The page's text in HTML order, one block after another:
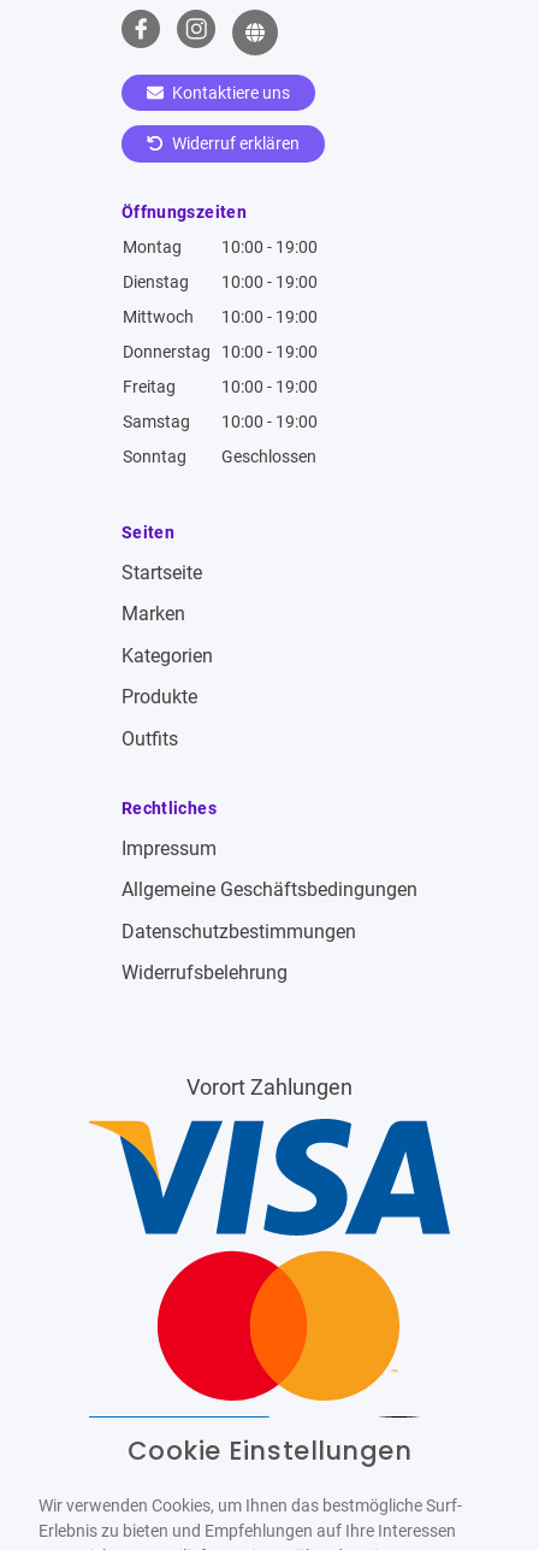
Kontaktiere uns
Widerruf erklären
Öffnungszeiten
Montag
10:00 - 19:00
Dienstag
10:00 - 19:00
Mittwoch
10:00 - 19:00
Donnerstag
10:00 - 19:00
Freitag
10:00 - 19:00
Samstag
10:00 - 19:00
Sonntag
Geschlossen
Seiten
Startseite
Marken
Kategorien
Produkte
Outfits
Rechtliches
Impressum
Allgemeine Geschäftsbedingungen
Datenschutzbestimmungen
Widerrufsbelehrung
Vorort Zahlungen
WCAG-2.1-AA
Cookie Einstellungen
Wir verwenden Cookies, um Ihnen das bestmögliche Surf-
Erlebnis zu bieten und Empfehlungen auf Ihre Interessen